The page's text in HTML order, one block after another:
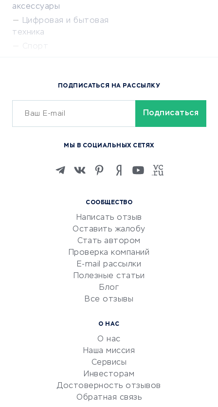
аксессуары
Цифровая и бытовая
техника
Спорт
Сервисы доставки
ОБУЧЕНИЕ И РАБОТА
Изучение иностранных
Маркетинг и продажи
Репетиторство
Красота и здоровье
Сервисы по поиску работы
Сетевой маркетинг
УСЛУГИ ДЛЯ БИЗНЕСА
документооборот
Юридические компании
СООБЩЕСТВО
Написать отзыв
Оставить жалобу
Стать автором
Проверка компаний
E-mail рассылки
Полезные статьи
Блог
Все отзывы
О НАС
О нас
Наша миссия
Сервисы
Инвесторам
Достоверность отзывов
Обратная связь
ПОДПИСАТЬСЯ НА РАССЫЛКУ
МЫ В СОЦИАЛЬНЫХ СЕТЯХ